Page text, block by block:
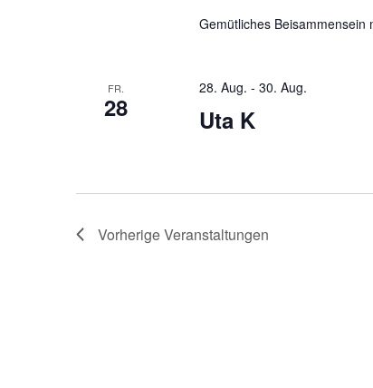
Gemütliches Beisammensein
FR.
28 Uta K
28. Aug. - 30. Aug.
VorherigeVeranstaltungen